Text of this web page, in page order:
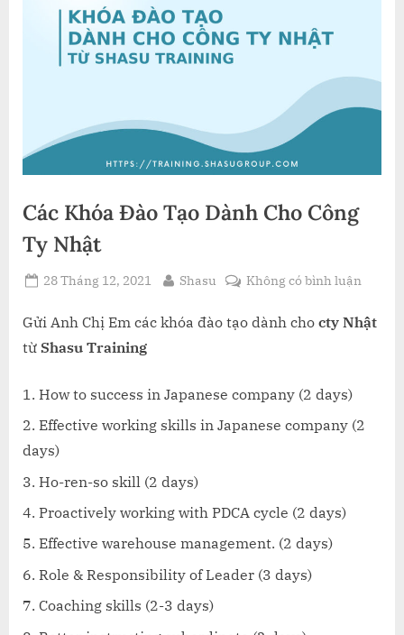
Các Khóa Đào Tạo Dành Cho Công
Ty Nhật
Posted
28 Tháng 12, 2021 By
Shasu Không có bình luậnở
Khóa
Công
Gửi Anh Chị Em các khóa đào tạo dành cho cty Nhật
từ Shasu Training
How to success in Japanese company (2 days)
Effective working skills in Japanese company (2
days)
Ho-ren-so skill (2 days)
Proactively working with PDCA cycle (2 days)
Effective warehouse management. (2 days)
Role & Responsibility of Leader (3 days)
Coaching skills (2-3 days)